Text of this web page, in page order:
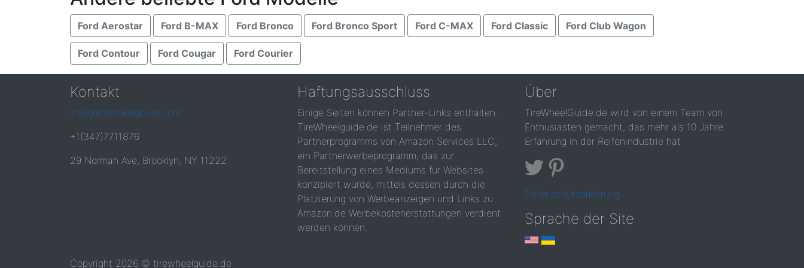
Ford Aerostar Ford B-MAX Ford Bronco Ford Bronco Sport Ford C-MAX Ford Classic Ford Club Wagon
Ford Contour Ford Cougar Ford Courier
Kontakt
info@tirewheelguide.com
+1(347)7711876
29 Norman Ave, Brooklyn, NY 11222
Haftungsausschluss
Einige Seiten können Partner-Links enthalten.
TireWheelguide.de ist Teilnehmer des
Partnerprogramms von Amazon Services LLC,
ein Partnerwerbeprogramm, das zur
Bereitstellung eines Mediums für Websites
konzipiert wurde, mittels dessen durch die
Platzierung von Werbeanzeigen und Links zu
Amazon.de Werbekostenerstattungen verdient
werden können.
Über
TireWheelGuide.de wird von einem Team von
Enthusiasten gemacht, das mehr als 10 Jahre
Erfahrung in der Reifenindustrie hat
Datenschutzerklärung
Sprache der Site
Copyright 2026 © tirewheelguide.de